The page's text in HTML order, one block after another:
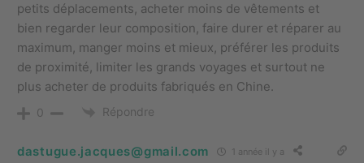
petits déplacements, acheter moins de vêtements et
bien regarder leur composition, faire durer et réparer au
maximum, manger moins et mieux, préférer les produits
de proximité, limiter les grands voyages et surtout ne
plus acheter de produits fabriqués en Chine.
0 Répondre
dastugue.jacques@gmail.com 1 année il y a